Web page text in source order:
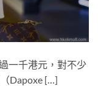
一千港元，對不少
Dapoxe […]